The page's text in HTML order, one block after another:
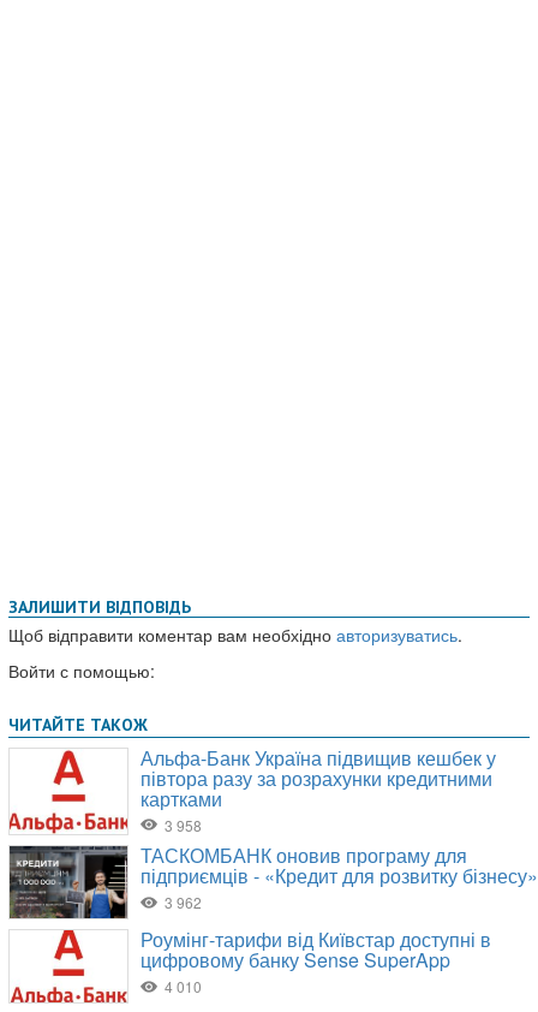
ЗАЛИШИТИ ВІДПОВІДЬ
Щоб відправити коментар вам необхідно авторизуватись.
Войти с помощью: